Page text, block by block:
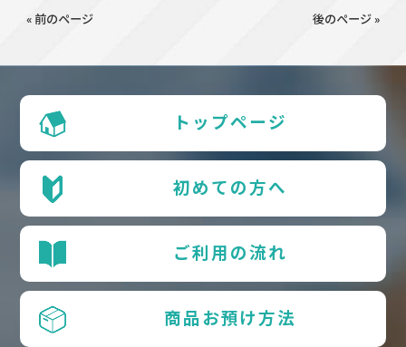
« 前のページ 後のページ »
トップページ
初めての方へ
ご利用の流れ
商品お預け方法